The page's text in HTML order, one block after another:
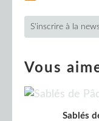
S'inscrire à la
Vous
Sablés